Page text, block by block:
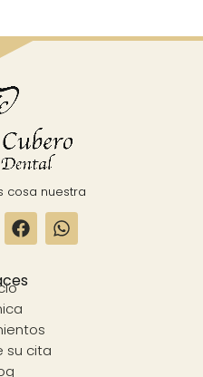
cosa nuestra
su cita